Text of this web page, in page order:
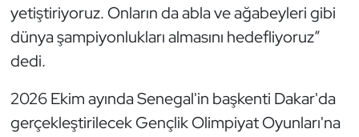
yetiştiriyoruz. Onların da abla ve ağabeyleri gibi
dünya şampiyonlukları almasını hedefliyoruz”
dedi.
2026 Ekim ayında Senegal'in başkenti Dakar'da
gerçekleştirilecek Gençlik Olimpiyat Oyunları'na